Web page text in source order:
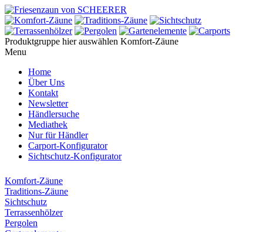
Produktgruppe hier auswählen Komfort-Zäune
Menu
Home
Über Uns
Kontakt
Newsletter
Händlersuche
Mediathek
Nur für Händler
Carport-Konfigurator
Sichtschutz-Konfigurator
Komfort-Zäune
Traditions-Zäune
Sichtschutz
Terrassenhölzer
Pergolen